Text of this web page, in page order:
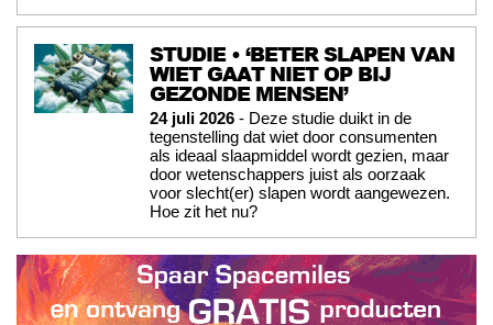
STUDIE • ‘BETER SLAPEN VAN
WIET GAAT NIET OP BIJ
GEZONDE MENSEN’
24 juli 2026 - Deze studie duikt in de
tegenstelling dat wiet door consumenten
als ideaal slaapmiddel wordt gezien, maar
door wetenschappers juist als oorzaak
voor slecht(er) slapen wordt aangewezen.
Hoe zit het nu?